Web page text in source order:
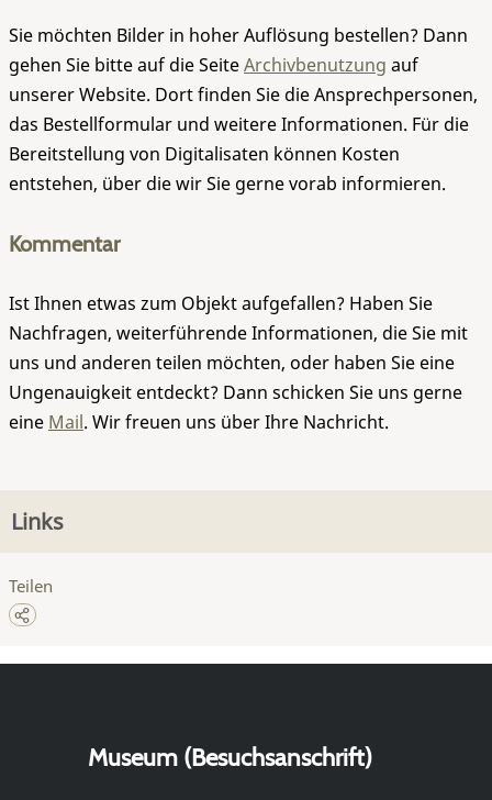
Sie möchten Bilder in hoher Auflösung bestellen? Dann
gehen Sie bitte auf die SeiteArchivbenutzung auf
unserer Website. Dort finden Sie die Ansprechpersonen,
das Bestellformular und weitere Informationen. Für die
Bereitstellung von Digitalisaten können Kosten
entstehen, über die wir Sie gerne vorab informieren.
Kommentar
Ist Ihnen etwas zum Objekt aufgefallen? Haben Sie
Nachfragen, weiterführende Informationen, die Sie mit
uns und anderen teilen möchten, oder haben Sie eine
Ungenauigkeit entdeckt? Dann schicken Sie uns gerne
eine Mail. Wir freuen uns über Ihre Nachricht.
Links
Teilen
Museum (Besuchsanschrift)